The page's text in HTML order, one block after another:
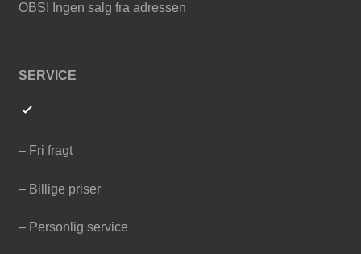
OBS! Ingen salg fra adressen
SERVICE
– Fri fragt
– Billige priser
– Personlig service